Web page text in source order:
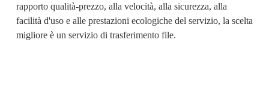
rapporto qualità-prezzo, alla velocità, alla sicurezza, alla
facilità d'uso e alle prestazioni ecologiche del servizio, la scelta
migliore è un servizio di trasferimento file.